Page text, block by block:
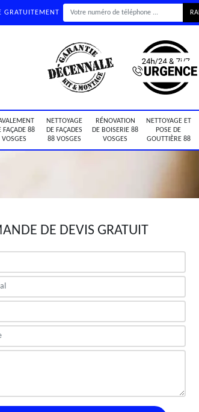
GRATUITEMENT
FAÇADE 88
VOSGES
NETTOYAGE
DE FAÇADES
88 VOSGES
RÉNOVATION
DE BOISERIE 88
VOSGES
NETTOYAGE ET
POSE DE
GOUTTIÈRE 88
DE DEVIS GRATUIT